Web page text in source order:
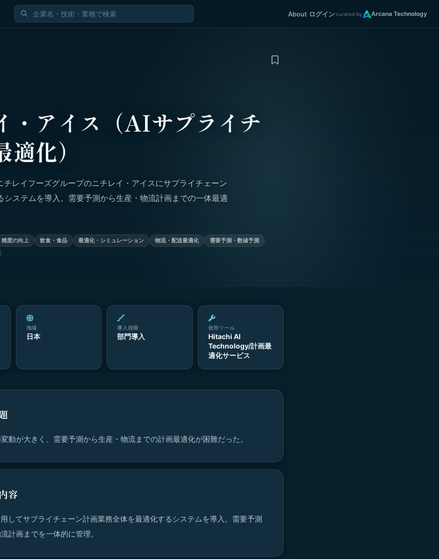
About ログインcurated by Arcana Technology
・アイス（AIサプライチ
化）
チレイフーズグループのニチレイ・アイスにサプライチェーン
システムを導入。需要予測から生産・物流計画までの一体最適
精度の向上 飲食・食品 最適化・シミュレーション 物流・配送最適化
需要予測・数値予測
地域
日本
導入段階
部門導入
使用ツール
Hitachi AI
Technology/計画最
適化サービス
動が大きく、需要予測から生産・物流までの計画最適化が困難だった。
容
してサプライチェーン計画業務全体を最適化するシステムを導入。需要予測
計画までを一体的に管理。